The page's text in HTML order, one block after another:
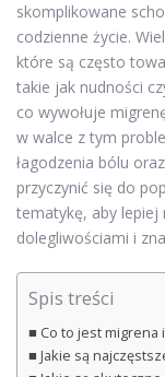
skomplikowane
codzienne życie.
które są często
takie jak nudności
co wywołuje
w walce z tym
łagodzenia bólu
przyczynić się do
tematykę, aby lepiej
dolegliwościami i
Spis treści
Co to jest migrena
Jakie są